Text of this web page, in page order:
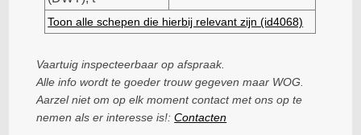
Toon alle schepen die hierbij relevant zijn (id4068)
Vaartuig inspecteerbaar op afspraak.
Alle info wordt te goeder trouw gegeven maar WOG.
Aarzel niet om op elk moment contact met ons op te
nemen als er interesse is!:Contacten